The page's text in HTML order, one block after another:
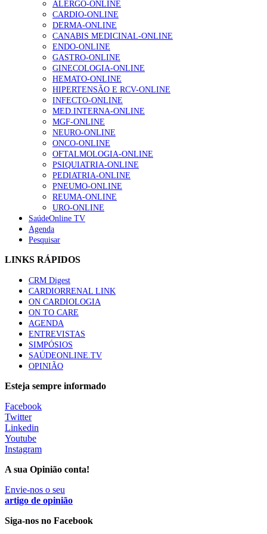
Alguns milhares de utentes podem ficar sem médico de
família com nova regras do registo, alerta associação
155 visualizações
1.º Episódio do Podcast “Frequência Cardio – Sintoniza-
te na Insuficiência Cardíaca” da Bayer
99 visualizações
“Os programas de rastreio do cancro do pulmão são
custo-efetivos e representam um investimento
sustentável para os sistemas de saúde”
88 visualizações
Quase quatro em cada dez doentes com enfarte
86 visualizações
Trodelvy aprovado para primeira linha no cancro da
mama triplo negativo metastático em doentes não
elegíveis para inibidores PD-(L)1
61 visualizações
MAIS NOTÍCIAS
Quase 11.900 jovens recorreram aos cheques psicólogo e
nutricionista no primeiro mês
7 Ago, 2026
ULS de Coimbra estreia cirurgia endoscópica do ouvido com
apoio robótico em Portugal
7 Ago, 2026|0 Comments
ALERGO-ONLINE
CARDIO-ONLINE
DERMA-ONLINE
CANABIS MEDICINAL-ONLINE
ENDO-ONLINE
GASTRO-ONLINE
GINECOLOGIA-ONLINE
HEMATO-ONLINE
HIPERTENSÃO E RCV-ONLINE
INFECTO-ONLINE
MED.INTERNA-ONLINE
MGF-ONLINE
NEURO-ONLINE
ONCO-ONLINE
OFTALMOLOGIA-ONLINE
PSIQUIATRIA-ONLINE
PEDIATRIA-ONLINE
PNEUMO-ONLINE
REUMA-ONLINE
URO-ONLINE
SaúdeOnline TV
Agenda
Pesquisar
LINKS RÁPIDOS
CRM Digest
CARDIORRENAL LINK
ON CARDIOLOGIA
ON TO CARE
AGENDA
ENTREVISTAS
SIMPÓSIOS
SAÚDEONLINE.TV
OPINIÃO
Esteja sempre informado
Facebook
Twitter
Linkedin
Youtube
Instagram
A sua Opinião conta!
Envie-nos o seu
artigo de opinião
Siga-nos no Facebook